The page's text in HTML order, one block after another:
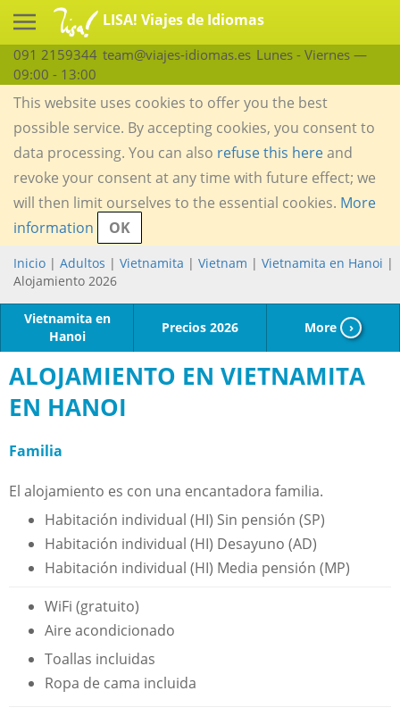
LISA! Viajes de Idiomas
091 2159344 team@viajes-idiomas.es Lunes - Viernes —
09:00 - 13:00
This website uses cookies to offer you the best
possible service. By accepting cookies, you consent to
data processing. You can also refuse this hereand
revoke your consent at any time with future effect; we
will then limit ourselves to the essential cookies. More
information
OK
Inicio | Adultos | Vietnamita | Vietnam | Vietnamita en Hanoi |
Alojamiento 2026
Vietnamita en
Hanoi
Precios 2026 More ›
ALOJAMIENTO EN VIETNAMITA
EN HANOI
Familia
El alojamiento es con una encantadora familia.
Habitación individual (HI) Sin pensión (SP)
Habitación individual (HI) Desayuno (AD)
Habitación individual (HI) Media pensión (MP)
WiFi (gratuito)
Aire acondicionado
Toallas incluidas
Ropa de cama incluida